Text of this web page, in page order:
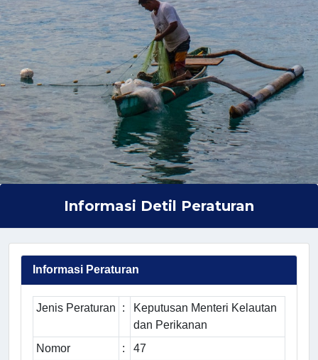
Informasi Detil Peraturan
Informasi Peraturan
Jenis Peraturan :
Keputusan Menteri Kelautan
dan Perikanan
Nomor
:
47